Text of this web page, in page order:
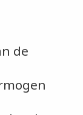
de